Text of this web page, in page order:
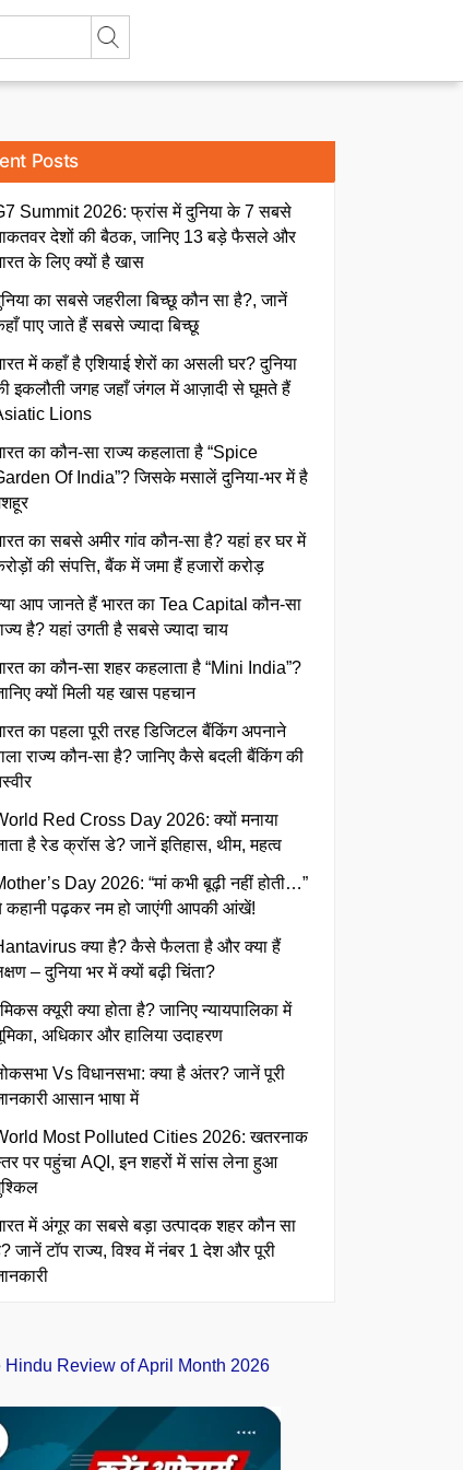
Posts
Summit 2026: फ्रांस में दुनिया के 7 सबसे
देशों की बैठक, जानिए 13 बड़े फैसले और
के लिए क्यों है खास
का सबसे जहरीला बिच्छू कौन सा है?, जानें
पाए जाते हैं सबसे ज्यादा बिच्छू
में कहाँ है एशियाई शेरों का असली घर? दुनिया
इकलौती जगह जहाँ जंगल में आज़ादी से घूमते हैं
Lions
का कौन-सा राज्य कहलाता है “Spice
Of India”? जिसके मसालें दुनिया-भर में है
का सबसे अमीर गांव कौन-सा है? यहां हर घर में
की संपत्ति, बैंक में जमा हैं हजारों करोड़
आप जानते हैं भारत का Tea Capital कौन-सा
है? यहां उगती है सबसे ज्यादा चाय
का कौन-सा शहर कहलाता है “Mini India”?
क्यों मिली यह खास पहचान
का पहला पूरी तरह डिजिटल बैंकिंग अपनाने
राज्य कौन-सा है? जानिए कैसे बदली बैंकिंग की
Red Cross Day 2026: क्यों मनाया
है रेड क्रॉस डे? जानें इतिहास, थीम, महत्व
Day 2026: “मां कभी बूढ़ी नहीं होती…”
कहानी पढ़कर नम हो जाएंगी आपकी आंखें!
क्या है? कैसे फैलता है और क्या हैं
– दुनिया भर में क्यों बढ़ी चिंता?
क्यूरी क्या होता है? जानिए न्यायपालिका में
अधिकार और हालिया उदाहरण
Vs विधानसभा: क्या है अंतर? जानें पूरी
आसान भाषा में
Most Polluted Cities 2026: खतरनाक
पर पहुंचा AQI, इन शहरों में सांस लेना हुआ
में अंगूर का सबसे बड़ा उत्पादक शहर कौन सा
जानें टॉप राज्य, विश्व में नंबर 1 देश और पूरी